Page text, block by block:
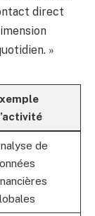
direct
»
de